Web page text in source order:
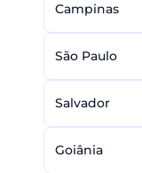
Campinas
São Paulo
Salvador
Goiânia